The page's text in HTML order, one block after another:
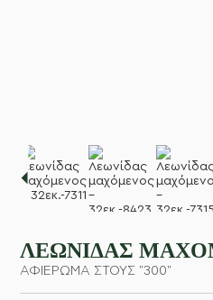
EN GR
ΛΕΩΝΊΔΑΣ
ΑΦΙΕΡΩΜΑ ΣΤΟΥΣ "300"